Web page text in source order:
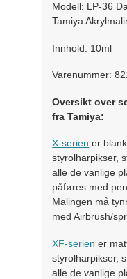
Modell: LP-36
Tamiya
Innhold: 10ml
Varenummer:
Oversikt over
fra Tamiya:
X-serien er
styrolharpikser,
alle de vanlige
påføres med
Malingen må
med Airbrush/
XF-serien er
styrolharpikser,
alle de vanlige